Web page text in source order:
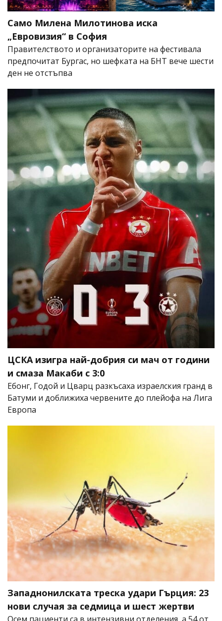
Само Милена Милотинова иска
„Евровизия“ в София
Правителството и организаторите на фестивала
предпочитат Бургас, но шефката на БНТ вече шести
ден не отстъпва
ЦСКА изигра най-добрия си мач от години
и смаза Макаби с 3:0
Ебонг, Годой и Цварц разкъсаха израелския гранд в
Батуми и доближиха червените до плейофа на Лига
Европа
Западнонилската треска удари Гърция: 23
нови случая за седмица и шест жертви